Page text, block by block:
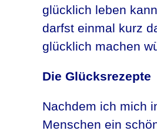
glücklich leben
darfst einmal kurz
glücklich machen
Die Glücksrezepte
Nachdem ich mich
Menschen ein